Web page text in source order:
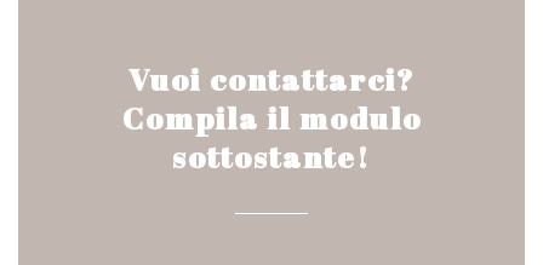
Vuoi contattarci?
Compila il modulo
sottostante!